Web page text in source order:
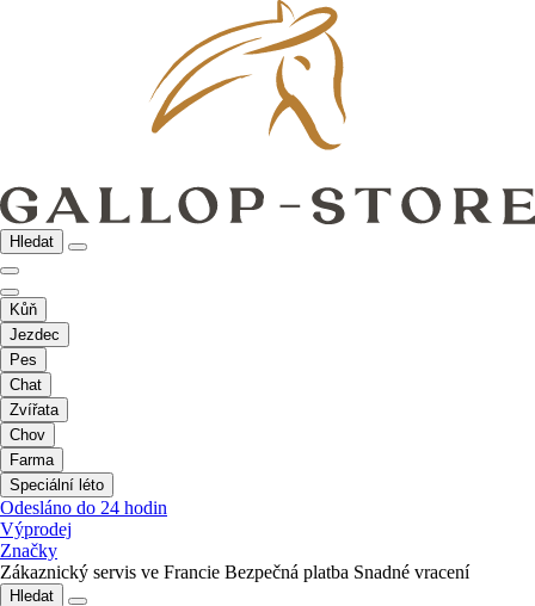
Hledat
Kůň
Jezdec
Pes
Chat
Zvířata
Chov
Farma
Speciální léto
Odesláno do 24 hodin
Výprodej
Značky
Zákaznický servis ve Francie Bezpečná platba Snadné vracení
Hledat